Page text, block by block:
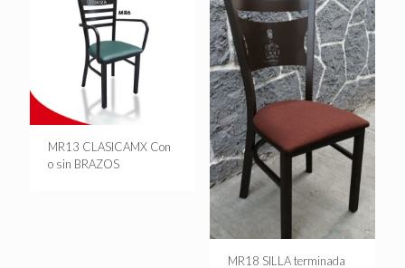
MR13 CLASICAMX Con
o sin BRAZOS
MR18 SILLA terminada